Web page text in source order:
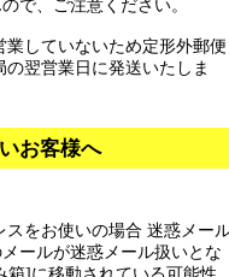
で、ご注意ください。
していないため定形外郵便
翌営業日に発送いたしま
お客様へ
スをお使いの場合 迷惑メー
ールが迷惑メール扱いとな